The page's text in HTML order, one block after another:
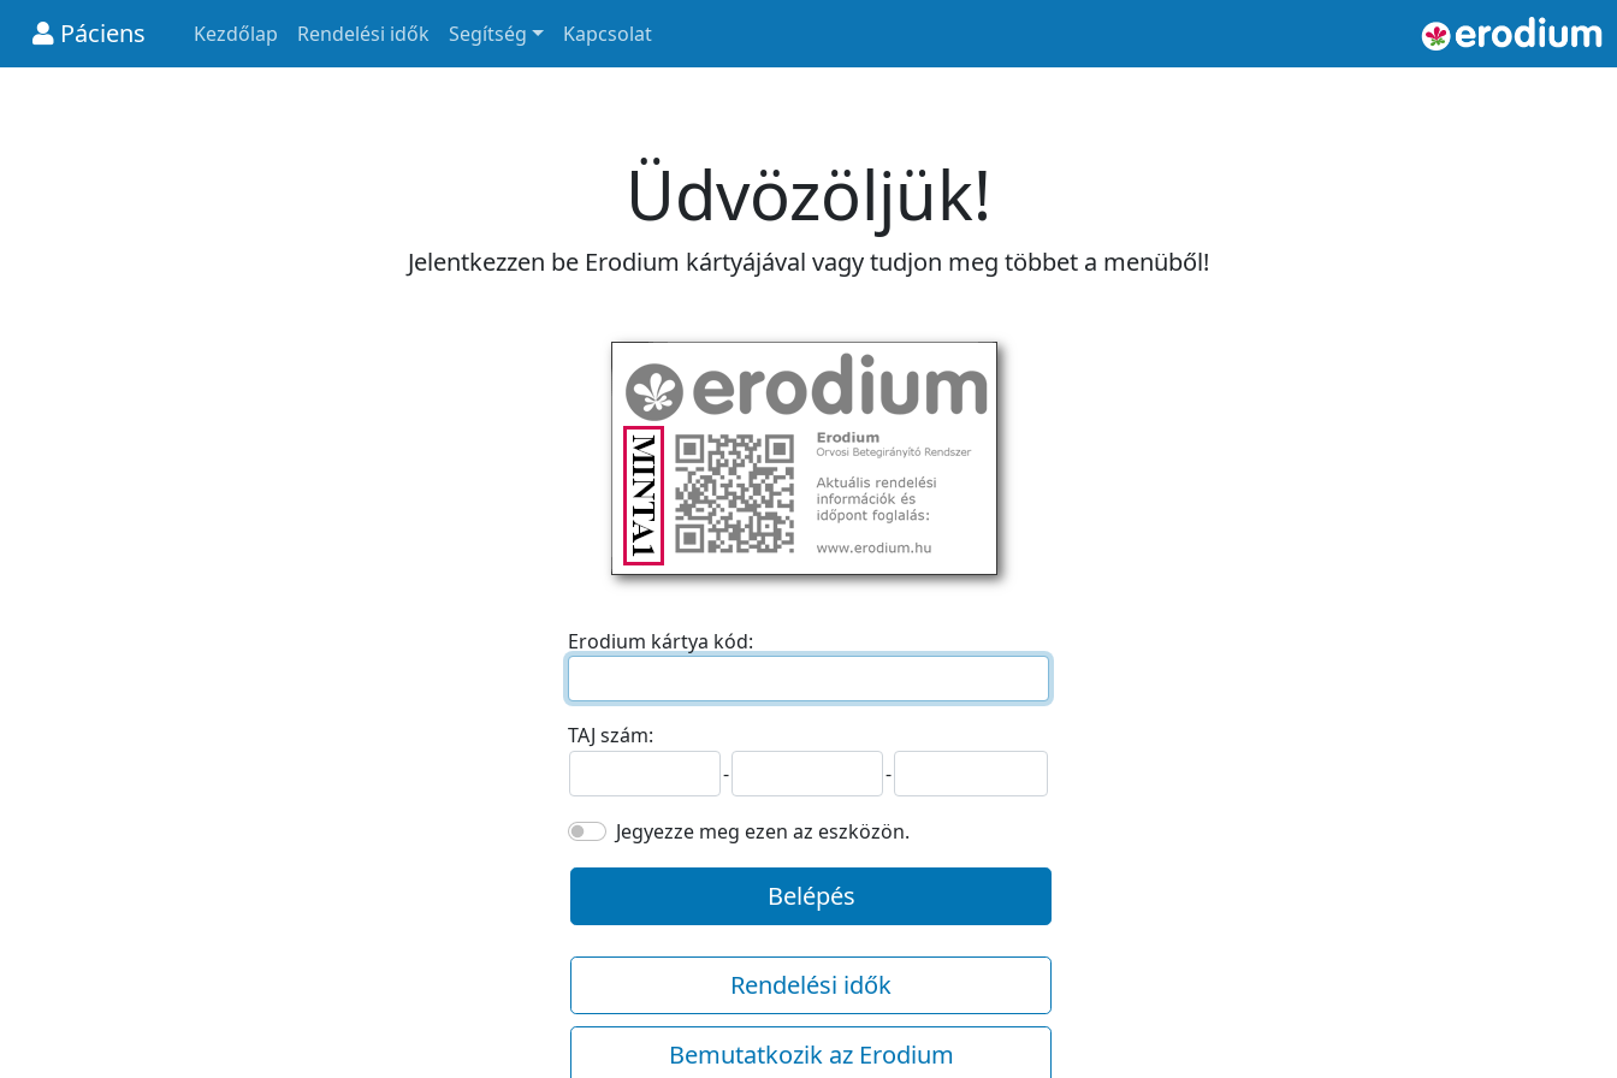
Páciens Kezdőlap Rendelési idők Segítség Kapcsolat
Üdvözöljük!
Jelentkezzen be Erodium kártyájával vagy tudjon meg többet a menüből!
Erodium kártya kód:
TAJ szám:
-
-
Jegyezze meg ezen az eszközön.
Belépés
Rendelési idők
Bemutatkozik az Erodium